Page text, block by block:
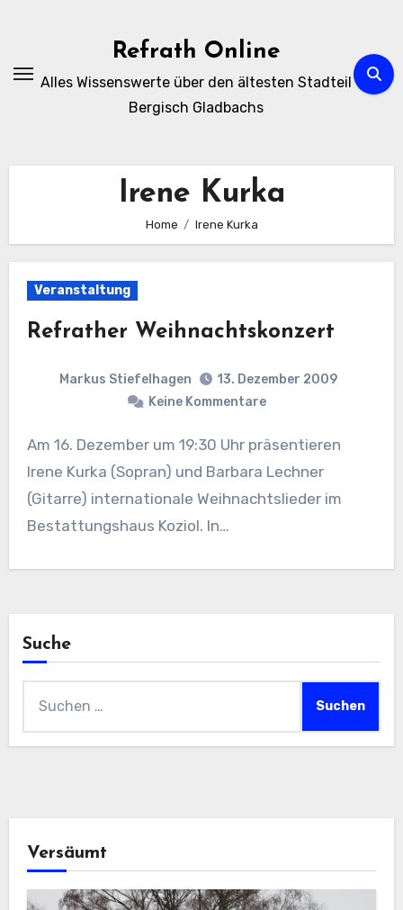
Refrath Online
Alles Wissenswerte über den ältesten Stadteil
Bergisch Gladbachs
Irene Kurka
Home Irene Kurka
Veranstaltung
Refrather Weihnachtskonzert
Markus Stiefelhagen
13. Dezember 2009
Keine Kommentare
Am 16. Dezember um 19:30 Uhr präsentieren
Irene Kurka (Sopran) und Barbara Lechner
(Gitarre) internationale Weihnachtslieder im
Bestattungshaus Koziol. In…
Suche
nach:
Versäumt